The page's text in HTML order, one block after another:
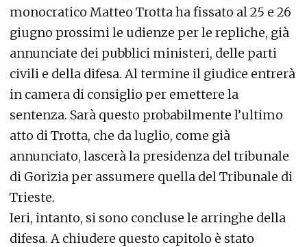
monocratico Matteo Trotta ha fissato al 25 e 26
giugno prossimi le udienze per le repliche, già
annunciate dei pubblici ministeri, delle parti
civili e della difesa. Al termine il giudice entrerà
in camera di consiglio per emettere la
sentenza. Sarà questo probabilmente l’ultimo
atto di Trotta, che da luglio, come già
annunciato, lascerà la presidenza del tribunale
di Gorizia per assumere quella del Tribunale di
Trieste.
Ieri, intanto, si sono concluse le arringhe della
difesa. A chiudere questo capitolo è stato